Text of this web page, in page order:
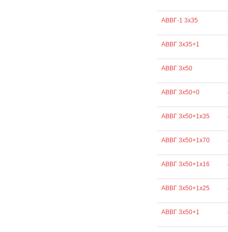
АВВГ-1 3х35
АВВГ 3х35+1
АВВГ 3х50
АВВГ 3х50+0
АВВГ 3х50+1х35
АВВГ 3х50+1х70
АВВГ 3х50+1х16
АВВГ 3х50+1х25
АВВГ 3х50+1